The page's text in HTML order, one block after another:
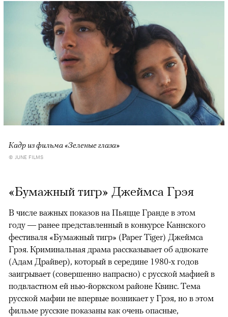
Кадр из фильма «Зеленые глаза»
© JUNE FILMS
«Бумажный тигр» Джеймса Грэя
В числе важных показов на Пьяцце Гранде в этом
году — ранее представленный в конкурсе Каннского
фестиваля «Бумажный тигр» (Paper Tiger) Джеймса
Грэя. Криминальная драма рассказывает об адвокате
(Адам Драйвер), который в середине 1980-х годов
заигрывает (совершенно напрасно) с русской мафией в
подвластном ей нью-йоркском районе Квинс. Тема
русской мафии не впервые возникает у Грэя, но в этом
фильме русские показаны как очень опасные,